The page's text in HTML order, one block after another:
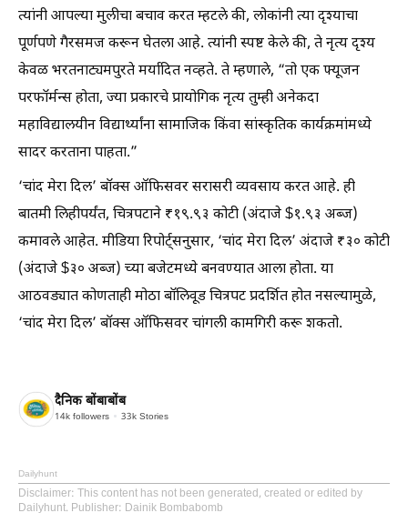
त्यांनी आपल्या मुलीचा बचाव करत म्हटले की, लोकांनी त्या दृश्याचा
पूर्णपणे गैरसमज करून घेतला आहे. त्यांनी स्पष्ट केले की, ते नृत्य दृश्य
केवळ भरतनाट्यमपुरते मर्यादित नव्हते. ते म्हणाले, “तो एक फ्यूजन
परफॉर्मन्स होता, ज्या प्रकारचे प्रायोगिक नृत्य तुम्ही अनेकदा
महाविद्यालयीन विद्यार्थ्यांना सामाजिक किंवा सांस्कृतिक कार्यक्रमांमध्ये
सादर करताना पाहता.”
‘चांद मेरा दिल’ बॉक्स ऑफिसवर सरासरी व्यवसाय करत आहे. ही
बातमी लिहीपर्यंत, चित्रपटाने ₹१९.९३ कोटी (अंदाजे $१.९३ अब्ज)
कमावले आहेत. मीडिया रिपोर्ट्सनुसार, ‘चांद मेरा दिल’ अंदाजे ₹३० कोटी
(अंदाजे $३० अब्ज) च्या बजेटमध्ये बनवण्यात आला होता. या
आठवड्यात कोणताही मोठा बॉलिवूड चित्रपट प्रदर्शित होत नसल्यामुळे,
‘चांद मेरा दिल’ बॉक्स ऑफिसवर चांगली कामगिरी करू शकतो.
दैनिक बोंबाबोंब
14k followers 33k Stories
Dailyhunt
Disclaimer: This content has not been generated, created or edited by
Dailyhunt. Publisher: Dainik Bombabomb